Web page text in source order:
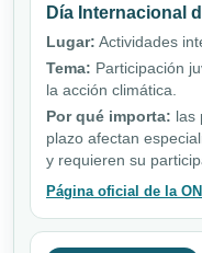
Día Internacional
Lugar: Actividades
Tema: Participación
la acción climática.
Por qué importa: las
plazo afectan
y requieren su
Página oficial de la